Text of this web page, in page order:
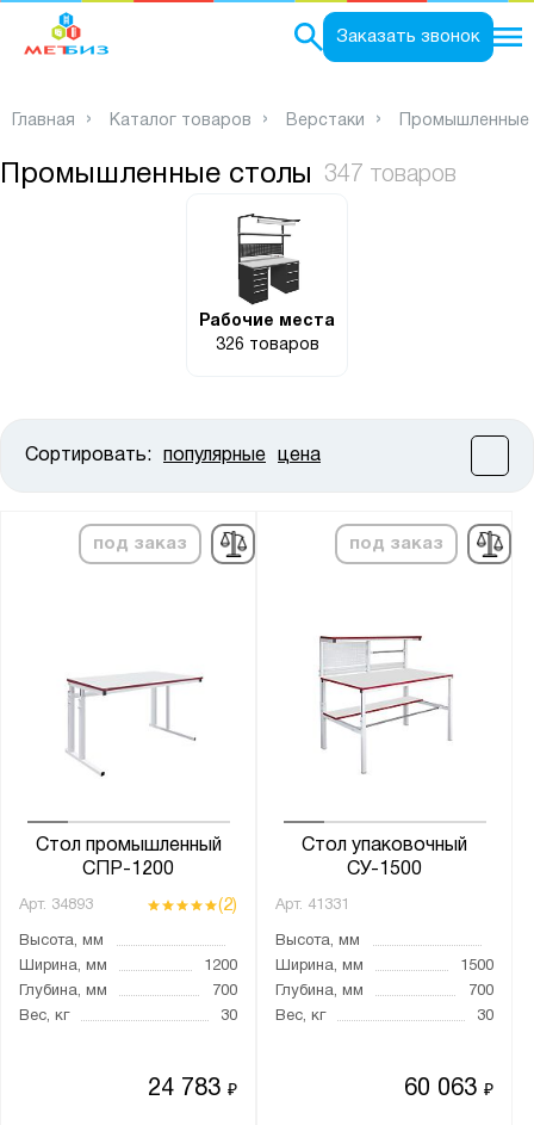
Заказать звонок
Главная Каталог товаров Верстаки Промышленные
Промышленные столы 347 товаров
Рабочие места
326 товаров
Сортировать: популярные цена
под заказ
Стол промышленный
СПР-1200
Арт. 34893 (2)
Высота, мм
Ширина, мм
1200
Глубина, мм
700
Вес, кг
30
24 783₽
под заказ
Стол упаковочный
СУ-1500
Арт. 41331
Высота, мм
Ширина, мм
1500
Глубина, мм
700
Вес, кг
30
60 063₽
Ширина, мм:
от до
Экран:
1 экран
1 экран и крепление для светильника
Без экрана